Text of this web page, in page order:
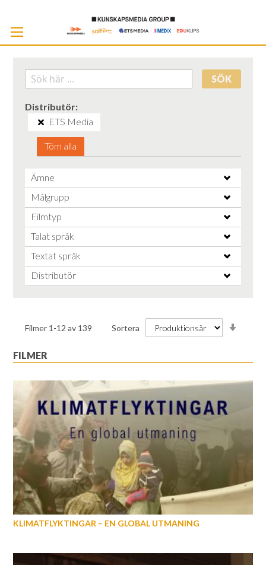
SÖK
Distributör
ETS Media
Töm alla
Ämne
Målgrupp
Filmtyp
Talat språk
Textat språk
Distributör
Filmer 1 -12 av 139 Sortera
FILMER
KLIMATFLYKTINGAR – EN GLOBAL UTMANING